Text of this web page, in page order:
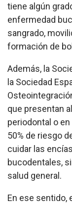
tiene algún
enfermedad
sangrado,
formación de
Además, la
la Sociedad
que presentan
periodontal o
50% de riesgo
cuidar las
bucodentales,
salud general.
En ese sentido,